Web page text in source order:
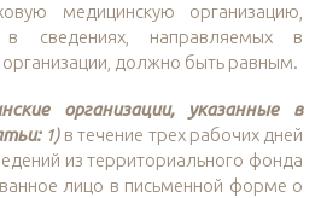
медицинскую организацию,
в сведениях, направляемых в
должно быть равным.
организации, указанные в
1)в течение трех рабочих дней
из территориального фонда
лицо в письменной форме о